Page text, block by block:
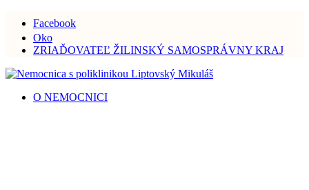
Facebook
Oko
ZRIAĎOVATEĽ ŽILINSKÝ SAMOSPRÁVNY KRAJ
O NEMOCNICI